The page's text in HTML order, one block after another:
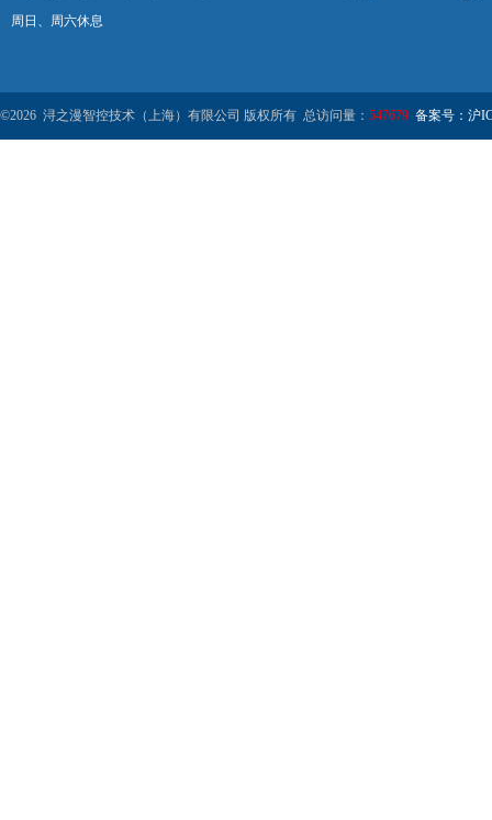
周日、周六休息
©2026 浔之漫智控技术（上海）有限公司 版权所有 总访问量： 547679 备案号：沪